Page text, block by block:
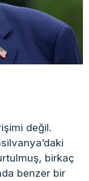
değil.
birkaç
benzer bir